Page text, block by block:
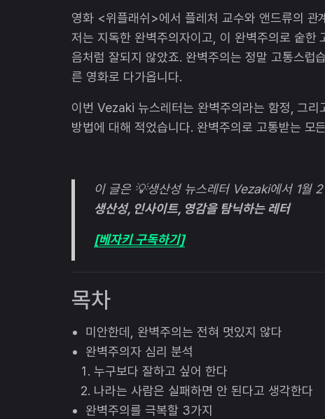
영화 <위플래쉬>에서 플레처 교수와 앤드류의 관
저는 지독한 완벽주의자이고, 이 완벽주의로 숱한
음처럼 잘되지 않았죠. 완벽주의는 정말 고통스럽
른 영화로 다가옵니다.
이번 Vezaki 뉴스레터는 완벽주의라는 함정, 그리
방법에 대해 적었습니다. 완벽주의로 고통받는 모
이 글은 💡생산성 뉴스레터 Vezaki에서 1월
생산성, 인사이트, 영감을 탐닉하는 레터
[베자키 구독하기]
목차
미안한데, 완벽주의는 전혀 멋있지 않다
완벽주의자 심리 분석
누구보다 잘하고 싶어 한다
나라는 사람은 실패하면 안 된다고 생각한다
완벽주의를 극복할 3가지